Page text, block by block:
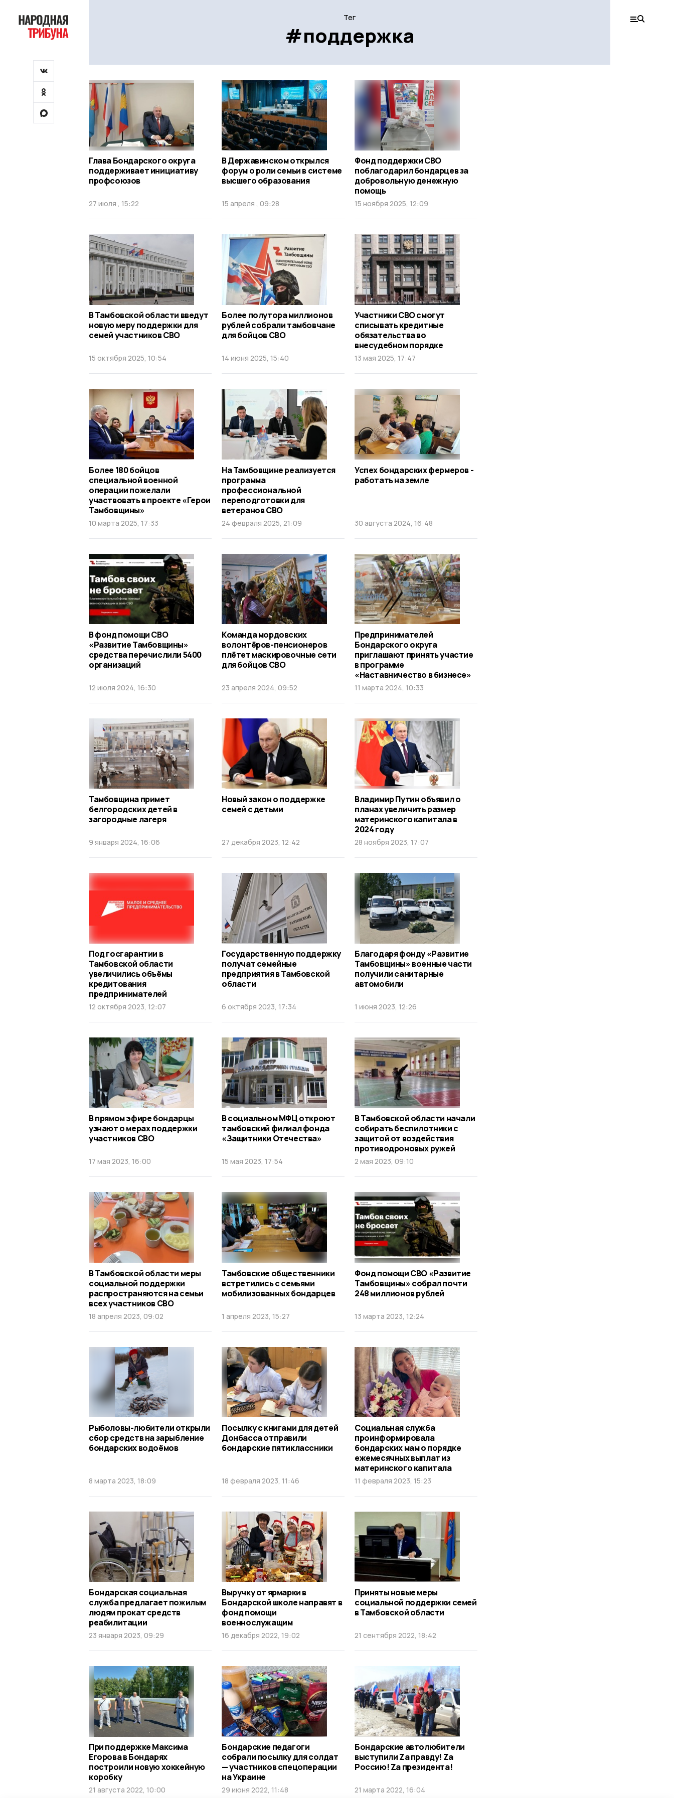
Тег
#поддержка
Глава Бондарского округа
поддерживает инициативу
профсоюзов
27 июля , 15:22
В Державинском открылся
форум о роли семьи в системе
высшего образования
15 апреля , 09:28
Фонд поддержки СВО
поблагодарил бондарцев за
добровольную денежную
помощь
15 ноября 2025, 12:09
В Тамбовской области введут
новую меру поддержки для
семей участников СВО
15 октября 2025, 10:54
Более полутора миллионов
рублей собрали тамбовчане
для бойцов СВО
14 июня 2025, 15:40
Участники СВО смогут
списывать кредитные
обязательства во
внесудебном порядке
13 мая 2025, 17:47
Более 180 бойцов
специальной военной
операции пожелали
участвовать в проекте «Герои
Тамбовщины»
10 марта 2025, 17:33
На Тамбовщине реализуется
программа
профессиональной
переподготовки для
ветеранов СВО
24 февраля 2025, 21:09
Успех бондарских фермеров -
работать на земле
30 августа 2024, 16:48
В фонд помощи СВО
«Развитие Тамбовщины»
средства перечислили 5400
организаций
12 июля 2024, 16:30
Команда мордовских
волонтёров-пенсионеров
плётет маскировочные сети
для бойцов СВО
23 апреля 2024, 09:52
Предпринимателей
Бондарского округа
приглашают принять участие
в программе
«Наставничество в бизнесе»
11 марта 2024, 10:33
Тамбовщина примет
белгородских детей в
загородные лагеря
9 января 2024, 16:06
Новый закон о поддержке
семей с детьми
27 декабря 2023, 12:42
Владимир Путин объявил о
планах увеличить размер
материнского капитала в
2024 году
28 ноября 2023, 17:07
Под госгарантии в
Тамбовской области
увеличились объёмы
кредитования
предпринимателей
12 октября 2023, 12:07
Государственную поддержку
получат семейные
предприятия в Тамбовской
области
6 октября 2023, 17:34
Благодаря фонду «Развитие
Тамбовщины» военные части
получили санитарные
автомобили
1 июня 2023, 12:26
В прямом эфире бондарцы
узнают о мерах поддержки
участников СВО
17 мая 2023, 16:00
В социальном МФЦ откроют
тамбовский филиал фонда
«Защитники Отечества»
15 мая 2023, 17:54
В Тамбовской области начали
собирать беспилотники с
защитой от воздействия
противодроновых ружей
2 мая 2023, 09:10
В Тамбовской области меры
социальной поддержки
распространяются на семьи
всех участников СВО
18 апреля 2023, 09:02
Тамбовские общественники
встретились с семьями
мобилизованных бондарцев
1 апреля 2023, 15:27
Фонд помощи СВО «Развитие
Тамбовщины» собрал почти
248 миллионов рублей
13 марта 2023, 12:24
Рыболовы-любители открыли
сбор средств на зарыбление
бондарских водоёмов
8 марта 2023, 18:09
Посылку с книгами для детей
Донбасса отправили
бондарские пятиклассники
18 февраля 2023, 11:46
Социальная служба
проинформировала
бондарских мам о порядке
ежемесячных выплат из
материнского капитала
11 февраля 2023, 15:23
Бондарская социальная
служба предлагает пожилым
людям прокат средств
реабилитации
23 января 2023, 09:29
Выручку от ярмарки в
Бондарской школе направят в
фонд помощи
военнослужащим
16 декабря 2022, 19:02
Приняты новые меры
социальной поддержки семей
в Тамбовской области
21 сентября 2022, 18:42
При поддержке Максима
Егорова в Бондарях
построили новую хоккейную
коробку
21 августа 2022, 10:00
Бондарские педагоги
собрали посылку для солдат
— участников спецоперации
на Украине
29 июня 2022, 11:48
Бондарские автолюбители
выступили Zа правду! Zа
Россию! Zа президента!
21 марта 2022, 16:04